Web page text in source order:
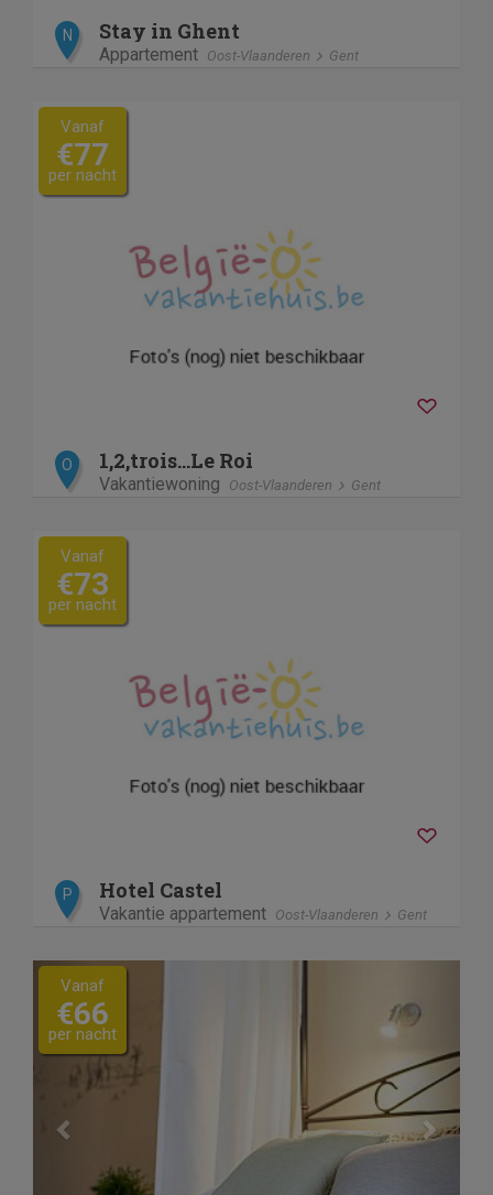
N Stay in Ghent
Appartement Oost-Vlaanderen Gent
Vanaf
€77
per nacht
O 1,2,trois...Le Roi
Vakantiewoning Oost-Vlaanderen Gent
Vanaf
€73
per nacht
P Hotel Castel
Vakantie appartement Oost-Vlaanderen Gent
Previous
Vanaf
€66
per nacht